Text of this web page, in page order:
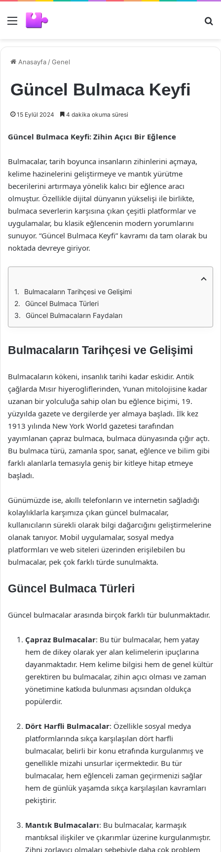
Menü
Anasayfa /Genel
Güncel Bulmaca Keyfi
15 Eylül 2024 4 dakika okuma süresi
Güncel Bulmaca Keyfi: Zihin Açıcı Bir Eğlence
Bulmacalar, tarih boyunca insanların zihinlerini açmaya,
kelime hazinelerini geliştirmeye ve mantık yürütme
becerilerini artırmaya yönelik kalıcı bir eğlence aracı
olmuştur. Özellikle dijital dünyanın yükselişi ile birlikte,
bulmaca severlerin karşısına çıkan çeşitli platformlar ve
uygulamalar, bu klasik eğlencenin modern yorumlarını
sunuyor. “Güncel Bulmaca Keyfi” kavramı da tam olarak bu
noktada devreye giriyor.
Bulmacaların Tarihçesi ve Gelişimi
Güncel Bulmaca Türleri
Güncel Bulmacaların Faydaları
Bulmacaların Tarihçesi ve Gelişimi
Bulmacaların kökeni, insanlık tarihi kadar eskidir. Antik
çağlarda Mısır hiyerogliflerinden, Yunan mitolojisine kadar
uzanan bir yolculuğa sahip olan bu eğlence biçimi, 19.
yüzyılda gazete ve dergilerde yer almaya başladı. İlk kez
1913 yılında New York World gazetesi tarafından
yayımlanan çapraz bulmaca, bulmaca dünyasında çığır açtı.
Bu bulmaca türü, zamanla spor, sanat, eğlence ve bilim gibi
farklı alanlarla temasıyla geniş bir kitleye hitap etmeye
başladı.
Günümüzde ise, akıllı telefonların ve internetin sağladığı
kolaylıklarla karşımıza çıkan güncel bulmacalar,
kullanıcıların sürekli olarak bilgi dağarcığını geliştirmelerine
olanak tanıyor. Mobil uygulamalar, sosyal medya
platformları ve web siteleri üzerinden erişilebilen bu
bulmacalar, pek çok farklı türde sunulmakta.
Güncel Bulmaca Türleri
Güncel bulmacalar arasında birçok farklı tür bulunmaktadır.
Çapraz Bulmacalar: Bu tür bulmacalar, hem yatay
hem de dikey olarak yer alan kelimelerin ipuçlarına
dayanmaktadır. Hem kelime bilgisi hem de genel kültür
gerektiren bu bulmacalar, zihin açıcı olması ve zaman
yönetimine katkıda bulunması açısından oldukça
popülerdir.
Dört Harfli Bulmacalar: Özellikle sosyal medya
platformlarında sıkça karşılaşılan dört harfli
bulmacalar, belirli bir konu etrafında kurgulanmış ve
genellikle mizahi unsurlar içermektedir. Bu tür
bulmacalar, hem eğlenceli zaman geçirmenizi sağlar
hem de günlük yaşamda sıkça karşılaşılan kavramları
pekiştirir.
Mantık Bulmacaları: Bu bulmacalar, karmaşık
mantıksal ilişkiler ve çıkarımlar üzerine kurgulanmıştır.
Zihni zorlayıcı olmaları sebebiyle daha çok problem